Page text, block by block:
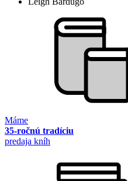
Máme
35-ročnú tradíciu
predaja kníh